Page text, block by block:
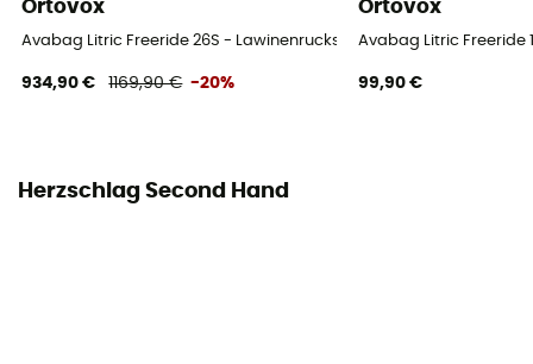
Ortovox
Avabag Litric Freeride 26S - Lawinenrucksack
934,90 € 1169,90 € -20%
Ortovox
Avabag Litric Freeride
99,90 €
Herzschlag Second Hand